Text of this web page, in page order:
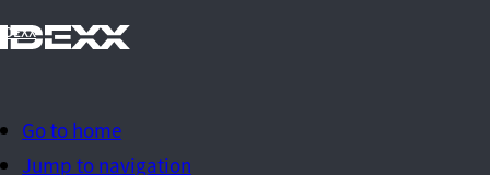
Go to home
Jump to navigation
IDEXX